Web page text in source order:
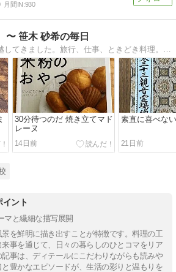
月間IN:930
笹木 砂希の毎日
gooブログから引っ越してきました。旅行、仕事、ときどき料理。私のワハハな日常を紹介します。
30分待つのだ 焼き立てマド
レーヌ
14日前
素直に喜べな
21日前
イント
マと繊細な描写展開
を鮮明に描き出すことが特徴です。料理の工
事を通じて、日々の暮らしのひとコマをリア
事は、ディテールにこだわりながらも読みや
豊かなエピソードが、生活の彩りと温もりを